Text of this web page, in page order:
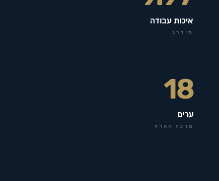
איכות עבודה
מידרג
18
ערים
מרכז הארץ